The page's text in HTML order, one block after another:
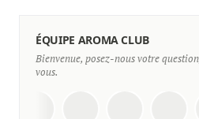
ÉQUIPE AROMA CLUB
Bienvenue, posez-nous votre
vous.